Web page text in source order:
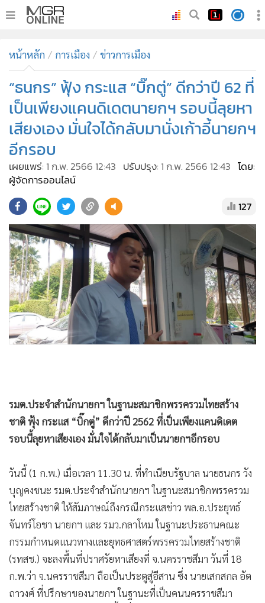
ทันเหตุการณ์
• ภาคใต้
ภูมิภาค
Online Section
• บันเทิง
• ผู้จัดการรายวัน
• คอลัมนิสต์
• CbizReview
• Cyber BIZ
• ผู้จัดกวน
• Good health & Well-being
• Green Innovation & SD
• Management & HR
• MGR Live
• Infographic
• ต่างประเทศ
Special Scoop
เศรษฐกิจ-ธุรกิจ
•
จีน
• ชุมชน-คุณภาพชีวิต
• อาชญากรรม
• Motoring
• เกม
• วิทยาศาสตร์
• SMEs
• หุ้น
หน้าหลัก การเมือง ข่าวการเมือง
“ธนกร” ฟุ้ง กระแส “บิ๊กตู่” ดีกว่าปี 62 ที่
เป็นเพียงแคนดิเดตนายกฯ รอบนี้ลุยหา
เสียงเอง มั่นใจได้กลับมานั่งเก้าอี้นายกฯ
อีกรอบ
เผยแพร่: 1 ก.พ. 2566 12:43 ปรับปรุง: 1 ก.พ. 2566 12:43 โดย:
ผู้จัดการออนไลน์
127
รมต.ประจำสำนักนายกฯ ในฐานะสมาชิกพรรครวมไทยสร้าง
ชาติ ฟุ้ง กระแส “บิ๊กตู่” ดีกว่าปี 2562 ที่เป็นเพียงแคนดิเดต
รอบนี้ลุยหาเสียงเอง มั่นใจได้กลับมาเป็นนายกฯอีกรอบ
วันนี้ (1 ก.พ.) เมื่อเวลา 11.30 น. ที่ทำเนียบรัฐบาล นายธนกร วัง
บุญคงชนะ รมต.ประจำสำนักนายกฯ ในฐานะสมาชิกพรรครวม
ไทยสร้างชาติ ให้สัมภาษณ์ถึงกรณีกระแสข่าว พล.อ.ประยุทธ์
จันทร์โอชา นายกฯ และ รมว.กลาโหม ในฐานะประธานคณะ
กรรมกำหนดแนวทางและยุทธศาสตร์พรรครวมไทยสร้างชาติ
(รทสช.) จะลงพื้นที่ปราศรัยหาเสียงที่ จ.นครราชสีมา วันที่ 18
ก.พ.ว่า จ.นครราชสีมา ถือเป็นประตูสู่อีสาน ซึ่ง นายเสกสกล อัต
ถาวงศ์ ที่ปรึกษาของนายกฯ ในฐานะที่เป็นคนนครราชสีมา